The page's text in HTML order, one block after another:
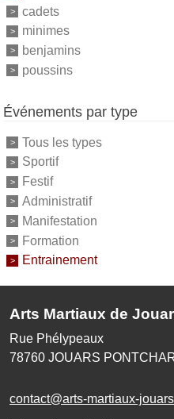
cadets
minimes
benjamins
poussins
Événements par type
Tous les types
Sportif
Festif
Administratif
Manifestation
Formation
Entrainement
Arts Martiaux de
Rue Phélypeaux
78760 JOUARS
contact@arts-martiaux-